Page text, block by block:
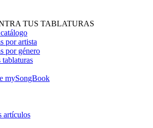
TUS TABLATURAS
por artista
por género
tablaturas
mySongBook
artículos